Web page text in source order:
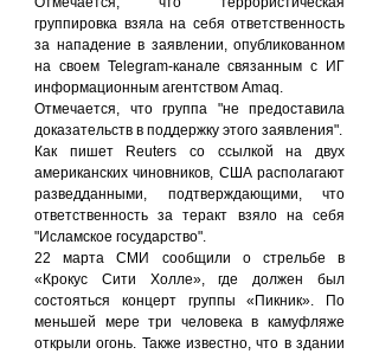
группировка взяла на себя ответственность
за нападение в заявлении, опубликованном
на своем Telegram-канале связанным с ИГ
информационным агентством Amaq.
Отмечается, что группа "не предоставила
доказательств в поддержку этого заявления".
Как пишет Reuters со ссылкой на двух
американских чиновников, США располагают
разведданными, подтверждающими, что
ответственность за теракт взяло на себя
"Исламское государство".
22 марта СМИ сообщили о стрельбе в
«Крокус Сити Холле», где должен был
состояться концерт группы «Пикник». По
меньшей мере три человека в камуфляже
открыли огонь. Также известно, что в здании